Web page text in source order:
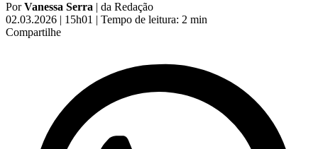
PorVanessa Serra | da Redação
02.03.2026 | 15h01 | Tempo de leitura: 2 min
Compartilhe